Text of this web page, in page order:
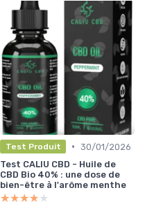
Test Produit • 30/01/2026
Test CALIU CBD - Huile de
CBD Bio 40% : une dose de
bien-être à l'arôme menthe
★★★★★
★★★★★